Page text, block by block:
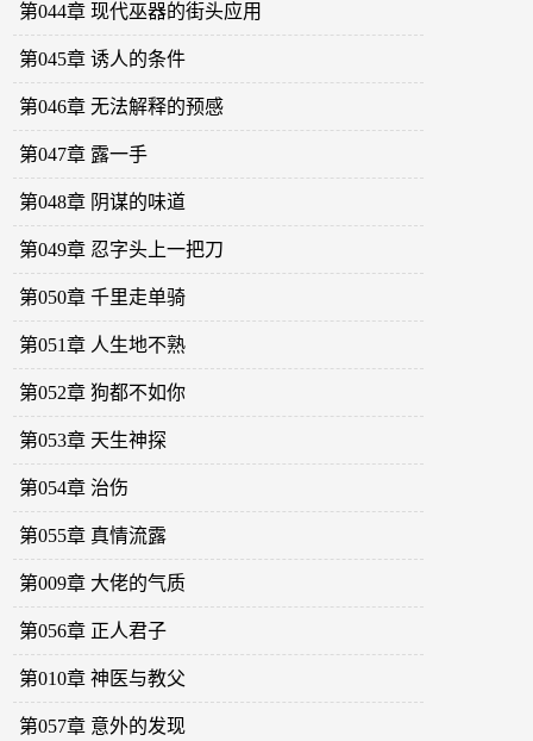
第044章 现代巫器的街头应用
第045章 诱人的条件
第046章 无法解释的预感
第047章 露一手
第048章 阴谋的味道
第049章 忍字头上一把刀
第050章 千里走单骑
第051章 人生地不熟
第052章 狗都不如你
第053章 天生神探
第054章 治伤
第055章 真情流露
第009章 大佬的气质
第056章 正人君子
第010章 神医与教父
第057章 意外的发现